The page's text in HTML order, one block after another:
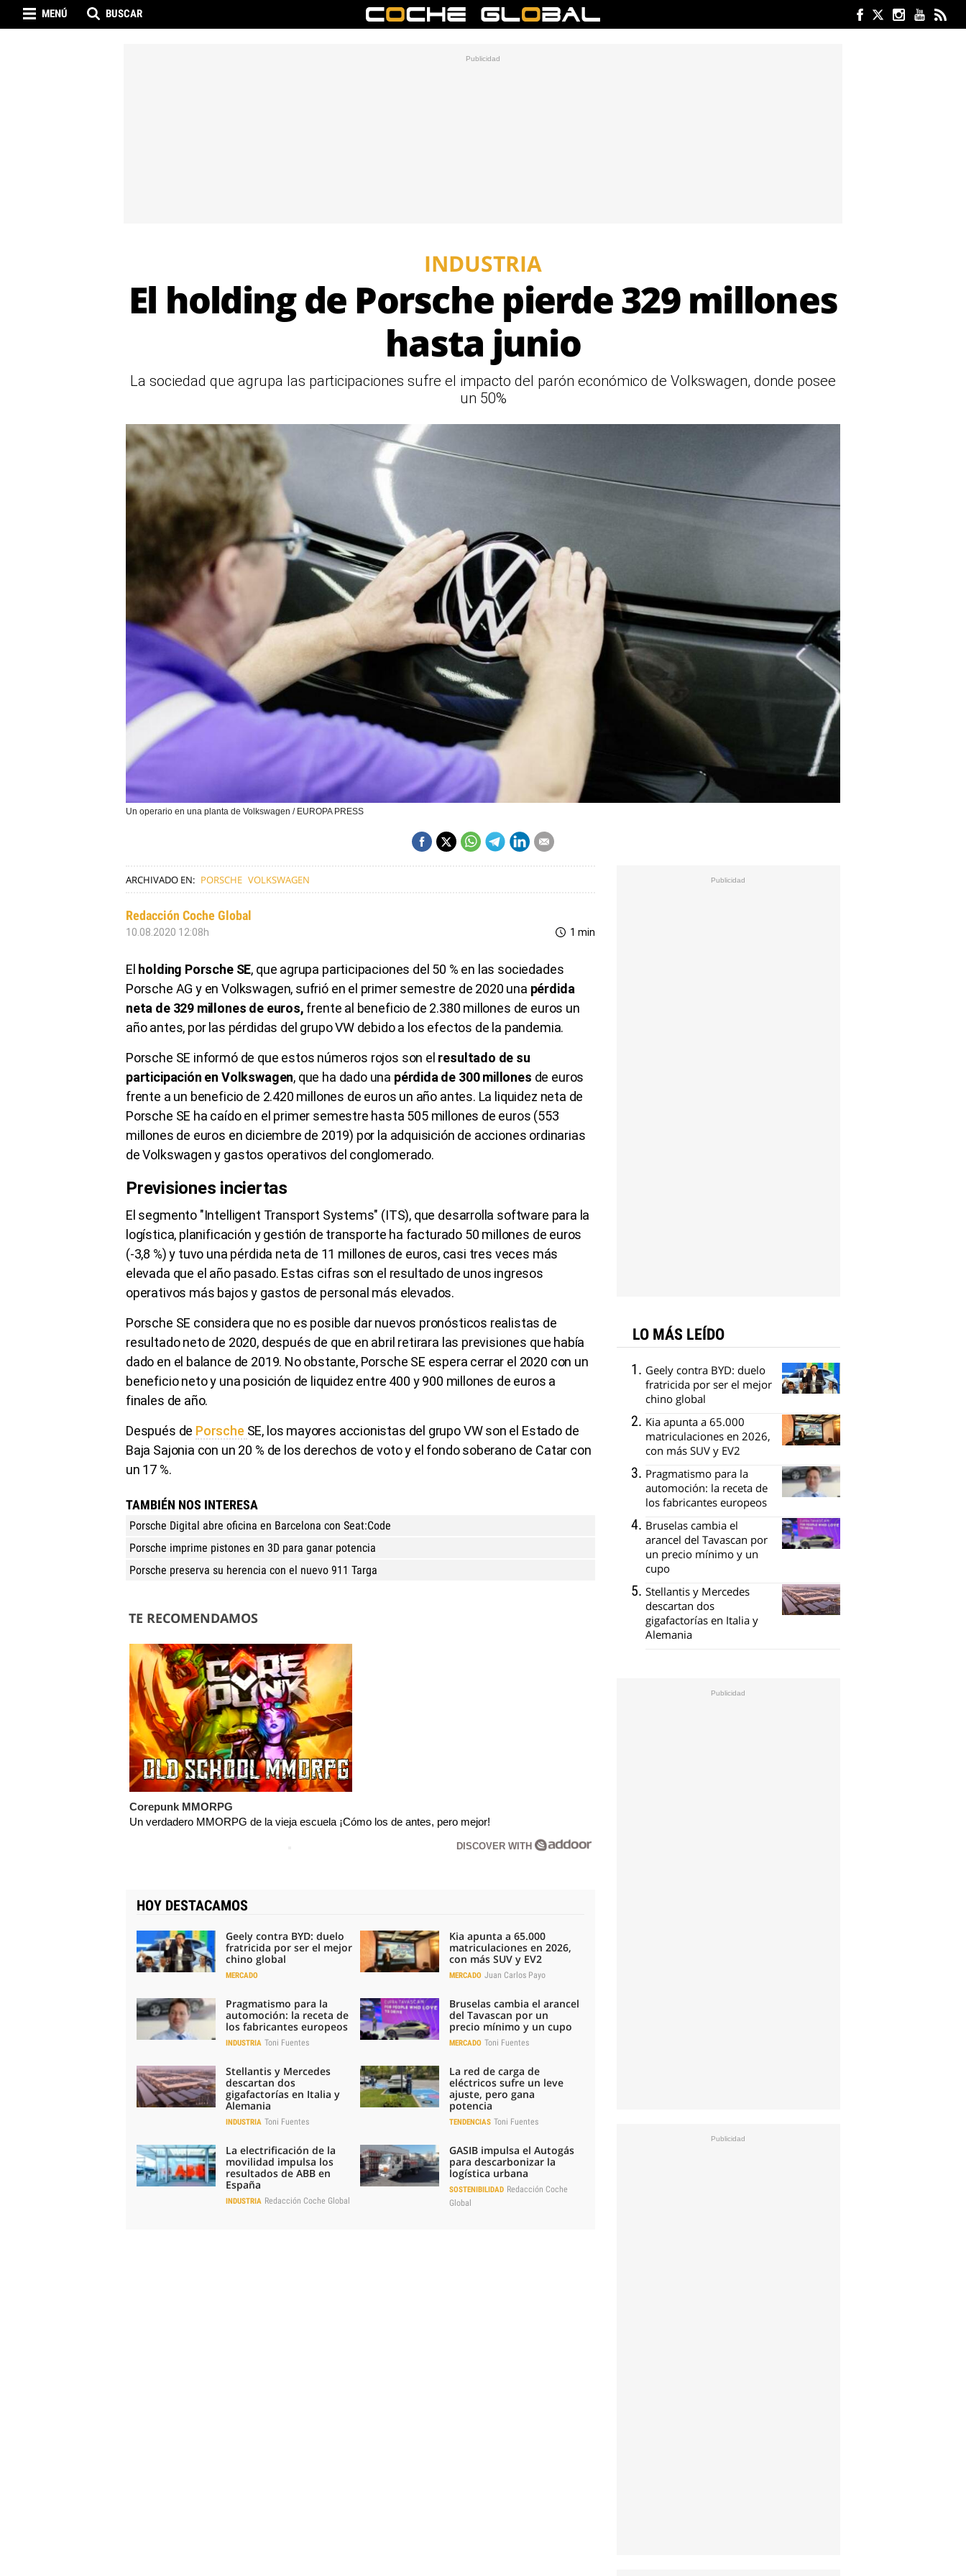
MENÚ BUSCAR
INDUSTRIA
El holding de Porsche pierde 329 millones
hasta junio
La sociedad que agrupa las participaciones sufre el impacto del parón económico de Volkswagen, donde posee
un 50%
Un operario en una planta de Volkswagen / EUROPA PRESS
ARCHIVADO EN: PORSCHE VOLKSWAGEN
Redacción Coche Global
10.08.2020 12:08h 1 min
El holding Porsche SE, que agrupa participaciones del 50 % en las sociedades
Porsche AG y en Volkswagen, sufrió en el primer semestre de 2020 una pérdida
neta de 329 millones de euros, frente al beneficio de 2.380 millones de euros un
año antes, por las pérdidas del grupo VW debido a los efectos de la pandemia.
Porsche SE informó de que estos números rojos son el resultado de su
participación en Volkswagen, que ha dado una pérdida de 300 millones de euros
frente a un beneficio de 2.420 millones de euros un año antes. La liquidez neta de
Porsche SE ha caído en el primer semestre hasta 505 millones de euros (553
millones de euros en diciembre de 2019) por la adquisición de acciones ordinarias
de Volkswagen y gastos operativos del conglomerado.
Previsiones inciertas
El segmento "Intelligent Transport Systems" (ITS), que desarrolla software para la
logística, planificación y gestión de transporte ha facturado 50 millones de euros
(-3,8 %) y tuvo una pérdida neta de 11 millones de euros, casi tres veces más
elevada que el año pasado. Estas cifras son el resultado de unos ingresos
operativos más bajos y gastos de personal más elevados.
Porsche SE considera que no es posible dar nuevos pronósticos realistas de
resultado neto de 2020, después de que en abril retirara las previsiones que había
dado en el balance de 2019. No obstante, Porsche SE espera cerrar el 2020 con un
beneficio neto y una posición de liquidez entre 400 y 900 millones de euros a
finales de año.
Después de Porsche SE, los mayores accionistas del grupo VW son el Estado de
Baja Sajonia con un 20 % de los derechos de voto y el fondo soberano de Catar con
un 17 %.
TAMBIÉN NOS INTERESA
Porsche Digital abre oficina en Barcelona con Seat:Code
Porsche imprime pistones en 3D para ganar potencia
Porsche preserva su herencia con el nuevo 911 Targa
TE RECOMENDAMOS
Corepunk MMORPG
Un verdadero MMORPG de la vieja escuela ¡Cómo los de antes, pero mejor!
DISCOVER WITH
HOY DESTACAMOS
Geely contra BYD: duelo
fratricida por ser el mejor
chino global
MERCADO
Kia apunta a 65.000
matriculaciones en 2026,
con más SUV y EV2
MERCADO Juan Carlos Payo
Pragmatismo para la
automoción: la receta de
los fabricantes europeos
INDUSTRIA Toni Fuentes
Bruselas cambia el arancel
del Tavascan por un
precio mínimo y un cupo
MERCADO Toni Fuentes
Stellantis y Mercedes
descartan dos
gigafactorías en Italia y
Alemania
INDUSTRIA Toni Fuentes
La red de carga de
eléctricos sufre un leve
ajuste, pero gana
potencia
TENDENCIAS Toni Fuentes
La electrificación de la
movilidad impulsa los
resultados de ABB en
España
INDUSTRIA Redacción Coche Global
GASIB impulsa el Autogás
para descarbonizar la
logística urbana
SOSTENIBILIDAD Redacción Coche
Global
LO MÁS LEÍDO
Geely contra BYD: duelo
fratricida por ser el mejor
chino global
Kia apunta a 65.000
matriculaciones en 2026,
con más SUV y EV2
Pragmatismo para la
automoción: la receta de
los fabricantes europeos
Bruselas cambia el
arancel del Tavascan por
un precio mínimo y un
cupo
Stellantis y Mercedes
descartan dos
gigafactorías en Italia y
Alemania